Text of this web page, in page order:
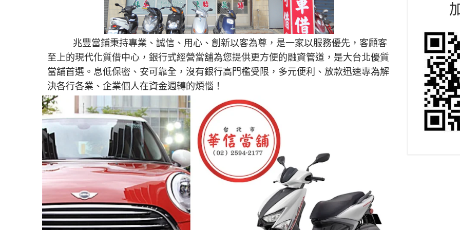
兆豐當鋪秉持專業、誠信、用心、創新以客為尊，是一家以服務優先，客顧客
至上的現代化質借中心，銀行式經營當舖為您提供更方便的融資管道，是大台北優質
當舖首選。息低保密、安可靠全，沒有銀行高門檻受限，多元便利、放款迅速專為解
決各行各業、企業個人在資金週轉的煩惱！